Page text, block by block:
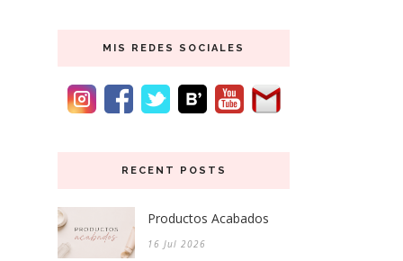
MIS REDES SOCIALES
RECENT POSTS
Productos Acabados
16 Jul 2026